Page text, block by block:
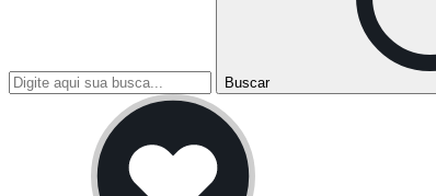
Buscar